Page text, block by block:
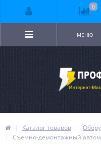
МЕНЮ
Каталог товаров
Съемно-демонтажный
0